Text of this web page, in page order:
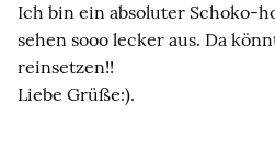
Ich bin ein absoluter Schoko-
sehen sooo lecker aus. Da
reinsetzen!!
Liebe Grüße:).